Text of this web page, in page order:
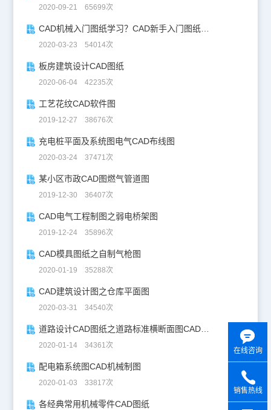
2020-09-21 65699次
CAD机械入门图纸学习？CAD新手入门图纸练习
2020-03-23 54014次
板房建筑设计CAD图纸
2020-06-04 42235次
工艺花纹CAD软件图
2019-12-27 38676次
充电桩平面及系统图电气CAD布线图
2020-03-24 37471次
某小区市政CAD图燃气管道图
2019-12-30 36407次
CAD电气工程制图之弱电桥架图
2019-12-24 35896次
CAD模具图纸之自制气枪图
2020-01-19 35288次
CAD建筑设计图之仓库平面图
2020-03-31 34540次
道路设计CAD图纸之道路标准横断面图CAD图纸
2020-01-14 34361次
配电箱系统图CAD机械制图
2020-01-03 33817次
各经典常用机械零件CAD图纸
在线咨询
销售热线